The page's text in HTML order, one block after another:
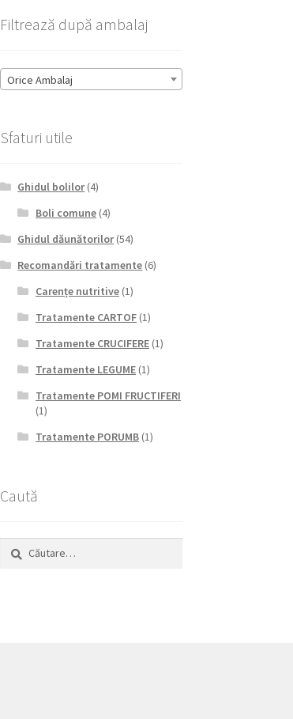
Filtrează după ambalaj
Orice Ambalaj
Sfaturi utile
Ghidul bolilor(4)
Boli comune(4)
Ghidul dăunătorilor(54)
Recomandări tratamente (6)
Carențe nutritive(1)
Tratamente CARTOF(1)
Tratamente CRUCIFERE(1)
Tratamente LEGUME(1)
Tratamente POMI FRUCTIFERI
(1)
Tratamente PORUMB(1)
Caută
Caută